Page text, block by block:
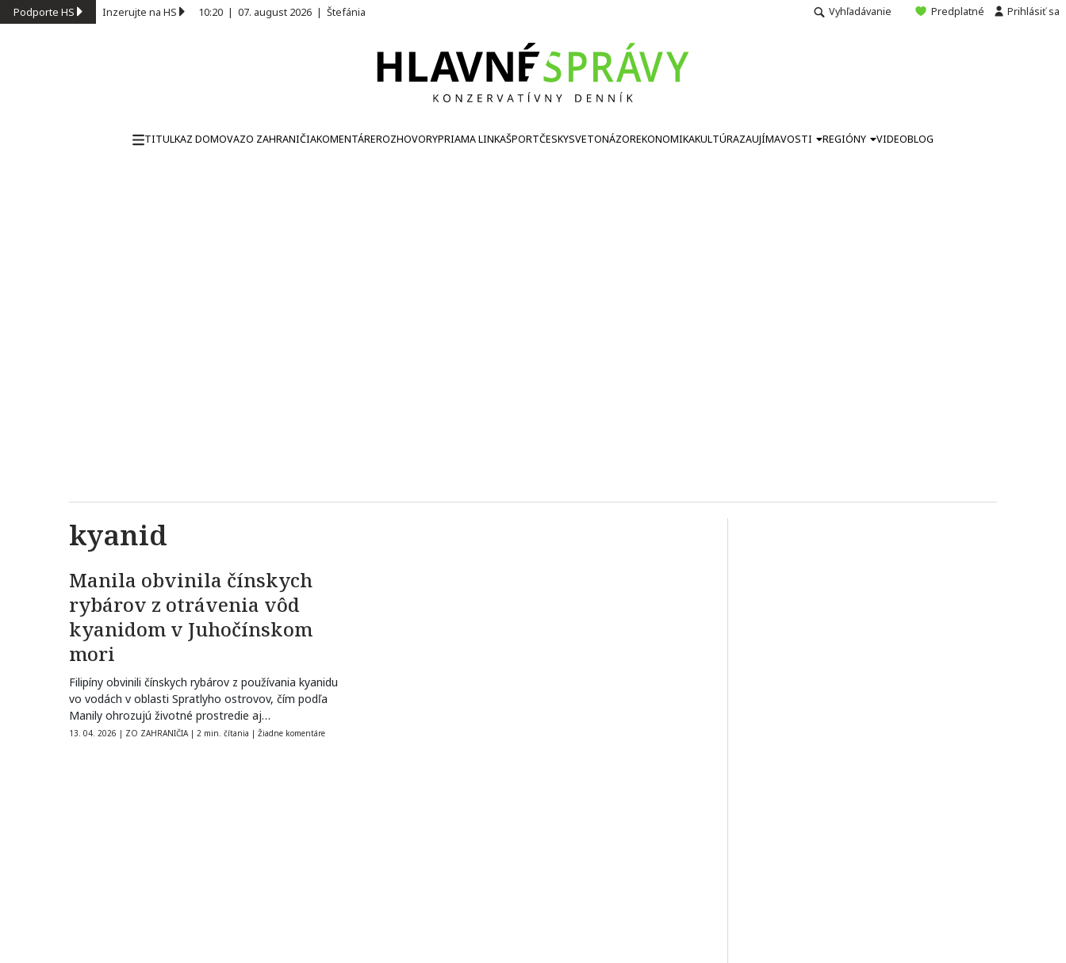
Podporte HS Inzerujte na HS 10:20 | 07. august 2026 | Štefánia Vyhľadávanie Predplatné Prihlásiť sa
TITULKAZ DOMOVAZO ZAHRANIČIAKOMENTÁREROZHOVORYPRIAMA LINKAŠPORTČESKYSVETONÁZOREKONOMIKAKULTÚRAZAUJÍMAVOSTI REGIÓNY VIDEOBLOG
kyanid
Manila obvinila čínskych
rybárov z otrávenia vôd
kyanidom v Juhočínskom
mori
Filipíny obvinili čínskych rybárov z používania kyanidu
vo vodách v oblasti Spratlyho ostrovov, čím podľa
Manily ohrozujú životné prostredie aj…
13. 04. 2026 | ZO ZAHRANIČIA | 2 min. čítania | Žiadne komentáre